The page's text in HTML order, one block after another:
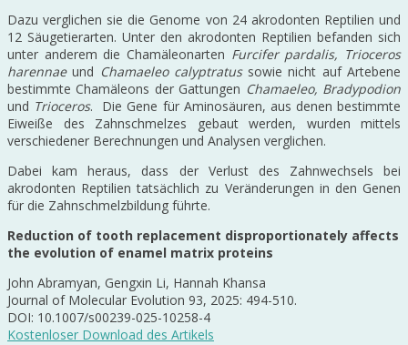
Dazu verglichen sie die Genome von 24 akrodonten Reptilien und
12 Säugetierarten. Unter den akrodonten Reptilien befanden sich
unter anderem die Chamäleonarten Furcifer pardalis, Trioceros
harennaeund Chamaeleo calyptratussowie nicht auf Artebene
bestimmte Chamäleons der Gattungen Chamaeleo, Bradypodion
und Trioceros. Die Gene für Aminosäuren, aus denen bestimmte
Eiweiße des Zahnschmelzes gebaut werden, wurden mittels
verschiedener Berechnungen und Analysen verglichen.
Dabei kam heraus, dass der Verlust des Zahnwechsels bei
akrodonten Reptilien tatsächlich zu Veränderungen in den Genen
für die Zahnschmelzbildung führte.
Reduction of tooth replacement disproportionately affects
the evolution of enamel matrix proteins
John Abramyan, Gengxin Li, Hannah Khansa
Journal of Molecular Evolution 93, 2025: 494-510.
DOI: 10.1007/s00239-025-10258-4
Kostenloser Download des Artikels